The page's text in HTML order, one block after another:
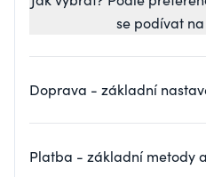
se podívat
Doprava - základní
Platba - základní metody